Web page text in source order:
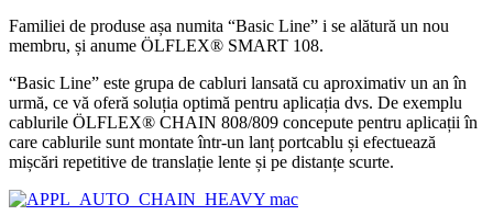
Familiei de produse așa numita “Basic Line” i se alătură un nou
membru, și anume ÖLFLEX® SMART 108.
“Basic Line” este grupa de cabluri lansată cu aproximativ un an în
urmă, ce vă oferă soluția optimă pentru aplicația dvs. De exemplu
cablurile ÖLFLEX® CHAIN 808/809 concepute pentru aplicații în
care cablurile sunt montate într-un lanț portcablu și efectuează
mișcări repetitive de translație lente și pe distanțe scurte.